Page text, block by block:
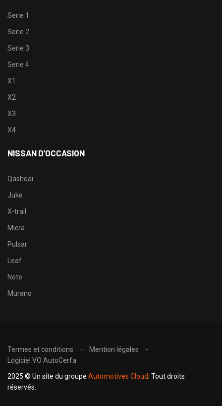
Serie 1
Serie 2
Serie 3
Serie 4
X1
X2
X3
X4
NISSAN D’OCCASION
Qashqai
Juke
X-trail
Micra
Pulsar
Leaf
Note
Murano
Termes et conditions
Mention légales
Logiciel VO AutoCerfa
2025 © Un site du groupe Automotives Cloud . Tout droits
réservés.